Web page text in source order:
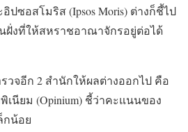
ปซอสโมริส (Ipsos Moris) ต่างก็ชี้ไป
ฝั่งที่ให้สหราชอาณาจักรอยู่ต่อได้
วจอีก 2 สำนักให้ผลต่างออกไป คือ
เนียม (Opinium) ชี้ว่าคะแนนของ
กน้อย